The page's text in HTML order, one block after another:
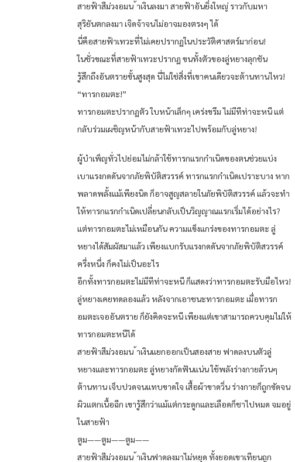
สายฟ้าสีม่วงอมน ้าเงินลงมา สายฟ้าอันยิ่งใหญ่ ราวกับมหา
สุริยันตกลงมา เจิดจ้าจนไม่อาจมองตรงๆ ได้
นี่คือสายฟ้าเทวะที่ไม่เคยปรากฏในประวัติศาสตร์มาก่อน!
ในชั่วขณะที่สายฟ้าเทวะปรากฏ ขนทั้งตัวของลู่หยางลุกชัน
รู้สึกถึงอันตรายขั้นสูงสุด นี่ไม่ใช่สิ่งที่เขาคนเดียวจะต้านทานไหว!
“ทารกอมตะ!”
ทารกอมตะปรากฏตัว ใบหน้าเล็กๆ เคร่งขรึม ไม่มีทีท่าจะหนี แต่
กลับร่วมเผชิญหน้ากับสายฟ้าเทวะไปพร้อมกับลู่หยาง!
ผู้บำเพ็ญทั่วไปย่อมไม่กล้าใช้ทารกแรกกำเนิดของตนช่วยแบ่ง
เบาแรงกดดันจากภัยพิบัติสวรรค์ ทารกแรกกำเนิดเปราะบาง หาก
พลาดพลั้งแม้เพียงนิด ก็อาจสูญสลายในภัยพิบัติสวรรค์ แล้วจะทำ
ให้ทารกแรกกำเนิดเปลี่ยนกลับเป็นวิญญาณแรกเริ่มได้อย่างไร?
แต่ทารกอมตะไม่เหมือนกัน ความแข็งแกร่งของทารกอมตะ ลู่
หยางได้สัมผัสมาแล้ว เพียงแบกรับแรงกดดันจากภัยพิบัติสวรรค์
ครึ่งหนึ่ง ก็คงไม่เป็นอะไร
อีกทั้งทารกอมตะไม่มีทีท่าจะหนี ก็แสดงว่าทารกอมตะรับมือไหว!
ลู่หยางเคยทดลองแล้ว หลังจากเอาชนะทารกอมตะ เมื่อทารก
อมตะเจออันตราย ก็ยังคิดจะหนี เพียงแต่เขาสามารถควบคุมไม่ให้
ทารกอมตะหนีได้
สายฟ้าสีม่วงอมน ้าเงินแยกออกเป็นสองสาย ฟาดลงบนตัวลู่
หยางและทารกอมตะ ลู่หยางกัดฟันแน่น ใช้พลังร่างกายล้วนๆ
ต้านทาน เจ็บปวดจนแทบขาดใจ เสื้อผ้าขาดวิ่น ร่างกายก็ถูกซัดจน
ผิวแตกเนื้อฉีก เขารู้สึกว่าแม้แต่กระดูกและเลือดก็ชาไปหมด จมอยู่
ในสายฟ้า
ตูม——ตูม——ตูม——
สายฟ้าสีม่วงอมน ้าเงินฟาดลงมาไม่หยุด ทั้งยอดเขาเทียนถูก